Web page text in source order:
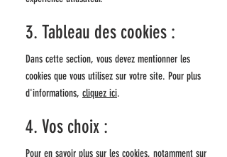
3. Tableau des cookies :
Dans cette section, vous devez mentionner les
cookies que vous utilisez sur votre site. Pour plus
d'informations, cliquez ici.
4. Vos choix :
Pour en savoir plus sur les cookies, notamment sur